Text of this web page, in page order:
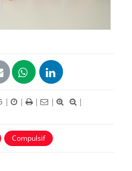
| | | |
|
Compulsif